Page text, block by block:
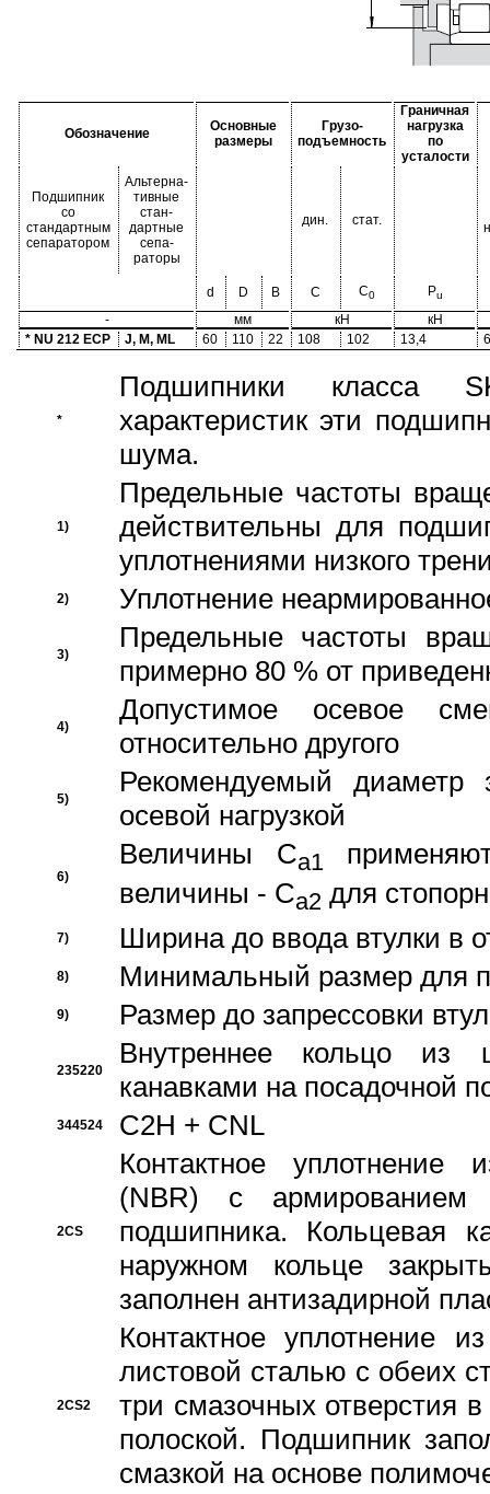
Обозначение
Основные
размеры
Грузо-
подъемность
Граничная
нагрузка
по
усталости
Подшипник
со
стандартным
сепаратором
Альтерна-
тивные
стан-
дартные
сепа-
раторы
дин. стат.
d D B C C0 Pu
- мм кН
кН
* NU 212 ECP
J, M, ML 60 110 22 108 102 13,4
*
Подшипники класса
характеристик эти
шума.
1)
Предельные частоты
действительны для
уплотнениями низкого
2) Уплотнение
3)
Предельные частоты
примерно 80 % от
4)
Допустимое осевое
относительно другого
5)
Рекомендуемый диаметр
осевой нагрузкой
6)
Величины Ca1
величины - Ca2 для
7) Ширина до ввода втулки в
8) Минимальный размер для
9) Размер до запрессовки
235220
Внутреннее кольцо из
канавками на посадочной
344524 C2H + CNL
2CS
Контактное уплотнение
(NBR) с
подшипника. Кольцевая
наружном кольце
заполнен антизадирной
2CS2
Контактное уплотнение
листовой сталью с обеих
три смазочных отверстия
полоской. Подшипник
смазкой на основе